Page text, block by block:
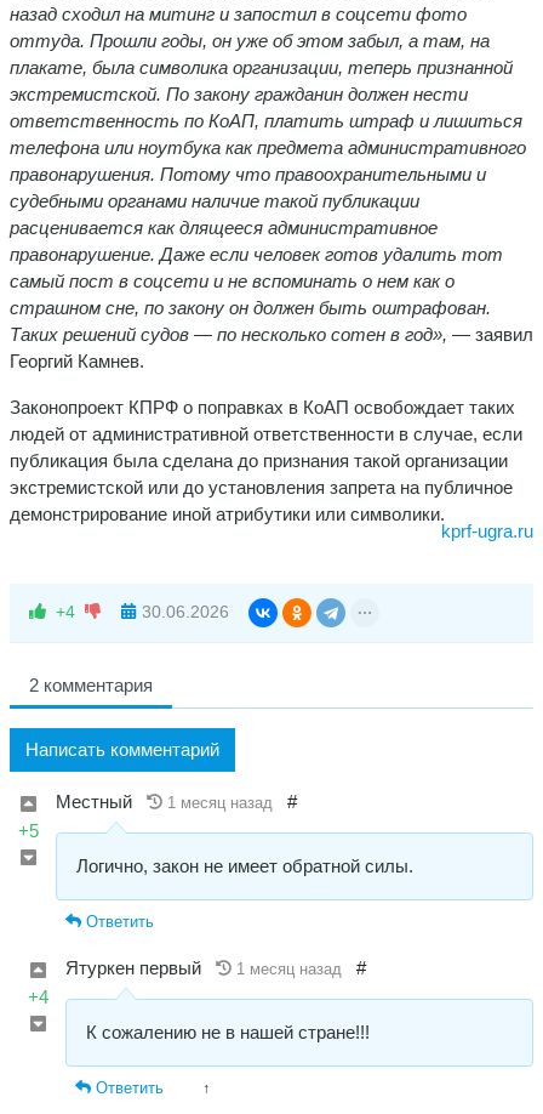
назад сходил на митинг и запостил в соцсети фото
оттуда. Прошли годы, он уже об этом забыл, а там, на
плакате, была символика организации, теперь признанной
экстремистской. По закону гражданин должен нести
ответственность по КоАП, платить штраф и лишиться
телефона или ноутбука как предмета административного
правонарушения. Потому что правоохранительными и
судебными органами наличие такой публикации
расценивается как длящееся административное
правонарушение. Даже если человек готов удалить тот
самый пост в соцсети и не вспоминать о нем как о
страшном сне, по закону он должен быть оштрафован.
Таких решений судов — по несколько сотен в год», — заявил
Георгий Камнев.
Законопроект КПРФ о поправках в КоАП освобождает таких
людей от административной ответственности в случае, если
публикация была сделана до признания такой организации
экстремистской или до установления запрета на публичное
демонстрирование иной атрибутики или символики.
kprf-ugra.ru
+4 30.06.2026
2 комментария
Написать комментарий
+5
Местный 1 месяц назад #
Логично, закон не имеет обратной силы.
Ответить
+4
Ятуркен первый 1 месяц назад #
К сожалению не в нашей стране!!!
Ответить ↑